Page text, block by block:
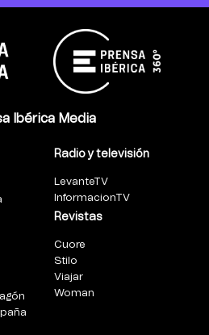
Ibérica Media
Radio y televisión
LevanteTV
InformacionTV
Revistas
Cuore
Stilo
Viajar
Woman